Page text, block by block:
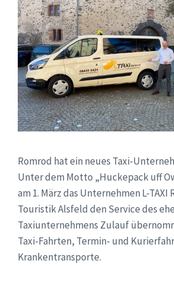
Romrod hat ein neues Taxi-
Unter dem Motto „Huckepack uff
am 1. März das Unternehmen L-TAXI
Touristik Alsfeld den Service des
Taxiunternehmens Zulauf
Taxi-Fahrten, Termin- und
Krankentransporte.